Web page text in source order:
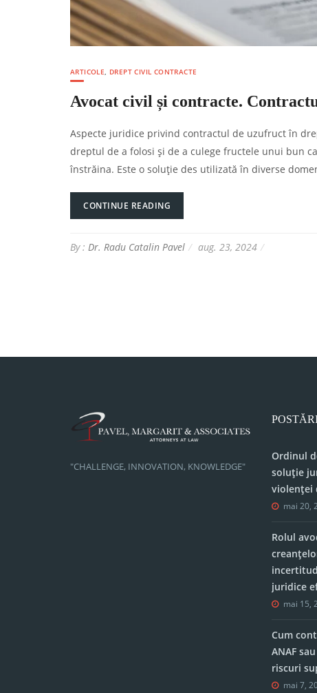
ARTICOLE DREPT CIVIL CONTRACTE
Avocat civil și contracte.
Aspecte juridice privind contractul de uzufruct în
dreptul de a folosi și de a culege fructele unui bun
înstrăina. Este o soluție des utilizată în diverse
CONTINUE READING
By : Dr. Radu Catalin Pavel aug. 23, 2024
"CHALLENGE, INNOVATION, KNOWLEDGE"
Ordinul
soluție
violenței
mai 20,
Rolul
juridice
mai 15,
Cum
ANAF
riscuri
mai 7,